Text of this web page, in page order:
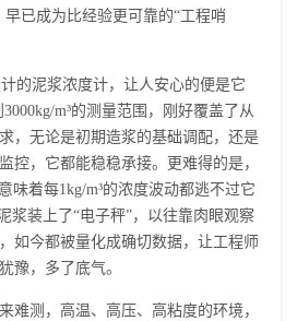
已成为比经验更可靠的“工程哨
的泥浆浓度计，让人安心的便是它
m³的测量范围，刚好覆盖了从
，无论是初期造浆的基础调配，还是
控，它都能稳稳承接。更难得的是，
味着每1kg/m³的浓度波动都逃不过它
装上了“电子秤”，以往靠肉眼观察
如今都被量化成确切数据，让工程师
豫，多了底气。
难测，高温、高压、高粘度的环境，